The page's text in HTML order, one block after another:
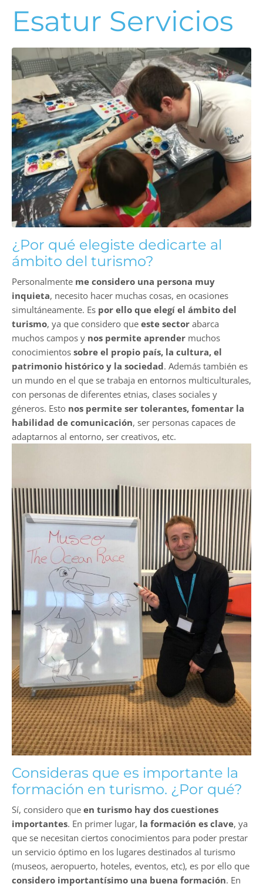
Esatur Servicios
¿Por qué elegiste dedicarte al
ámbito del turismo?
Personalmente me considero una persona muy
inquieta, necesito hacer muchas cosas, en ocasiones
simultáneamente. Es por ello que elegí el ámbito del
turismo, ya que considero que este sector abarca
muchos campos y nos permite aprender muchos
conocimientos sobre el propio país, la cultura, el
patrimonio histórico y la sociedad. Además también es
un mundo en el que se trabaja en entornos multiculturales,
con personas de diferentes etnias, clases sociales y
géneros. Esto nos permite ser tolerantes, fomentar la
habilidad de comunicación, ser personas capaces de
adaptarnos al entorno, ser creativos, etc.
Consideras que es importante la
formación en turismo. ¿Por qué?
Sí, considero que en turismo hay dos cuestiones
importantes. En primer lugar, la formación es clave, ya
que se necesitan ciertos conocimientos para poder prestar
un servicio óptimo en los lugares destinados al turismo
(museos, aeropuerto, hoteles, eventos, etc), es por ello que
considero importantísimo una buena formación. En